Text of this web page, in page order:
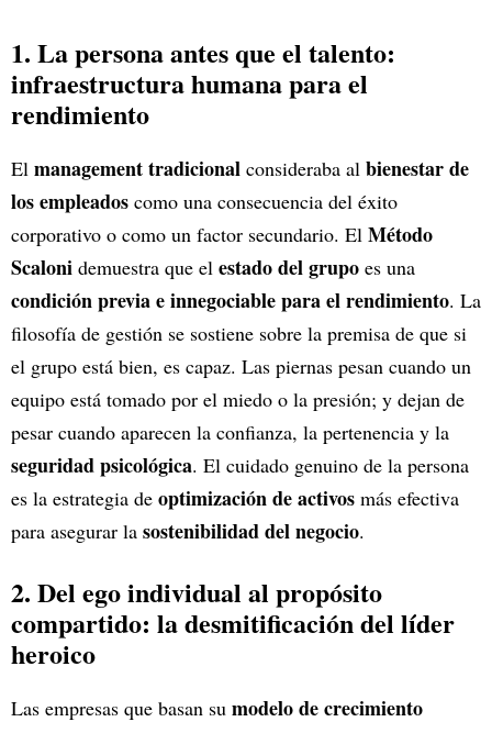
1. La persona antes que el talento:
infraestructura humana para el
rendimiento
El management tradicional consideraba al bienestar de
los empleados como una consecuencia del éxito
corporativo o como un factor secundario. El Método
Scaloni demuestra que el estado del grupo es una
condición previa e innegociable para el rendimiento. La
filosofía de gestión se sostiene sobre la premisa de que si
el grupo está bien, es capaz. Las piernas pesan cuando un
equipo está tomado por el miedo o la presión; y dejan de
pesar cuando aparecen la confianza, la pertenencia y la
seguridad psicológica. El cuidado genuino de la persona
es la estrategia de optimización de activos más efectiva
para asegurar la sostenibilidad del negocio.
2. Del ego individual al propósito
compartido: la desmitificación del líder
heroico
Las empresas que basan su modelo de crecimiento